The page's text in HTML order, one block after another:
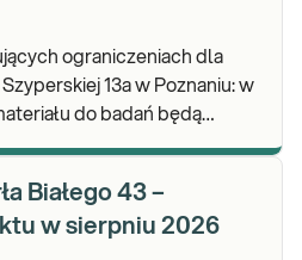
ograniczeniach dla
13a w Poznaniu: w
do badań będą
Białego 43 –
w sierpniu 2026